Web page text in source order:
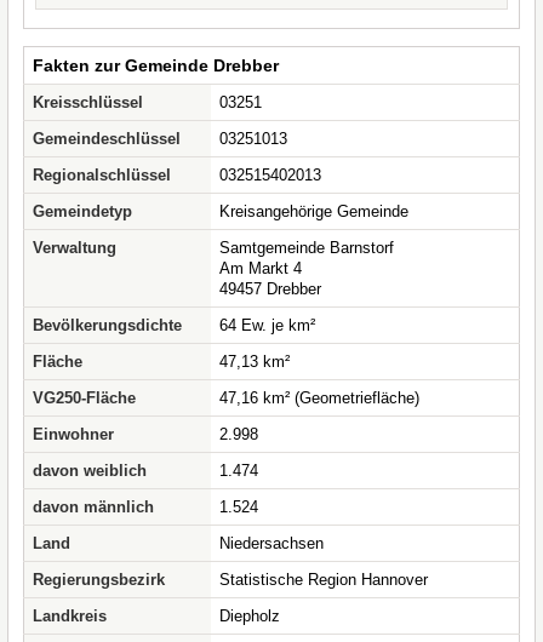
Fakten zur Gemeinde Drebber
Kreisschlüssel
03251
Gemeindeschlüssel
03251013
Regionalschlüssel
032515402013
Gemeindetyp
Kreisangehörige Gemeinde
Verwaltung
Samtgemeinde Barnstorf
Am Markt 4
49457 Drebber
Bevölkerungsdichte
64 Ew. je km²
Fläche
47,13 km²
VG250-Fläche
47,16 km² (Geometriefläche)
Einwohner
2.998
davon weiblich
1.474
davon männlich
1.524
Land
Niedersachsen
Regierungsbezirk
Statistische Region Hannover
Landkreis
Diepholz